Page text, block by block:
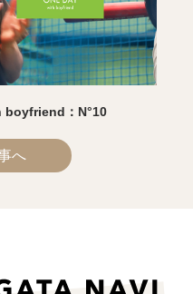
boyfriend：N°10
へ